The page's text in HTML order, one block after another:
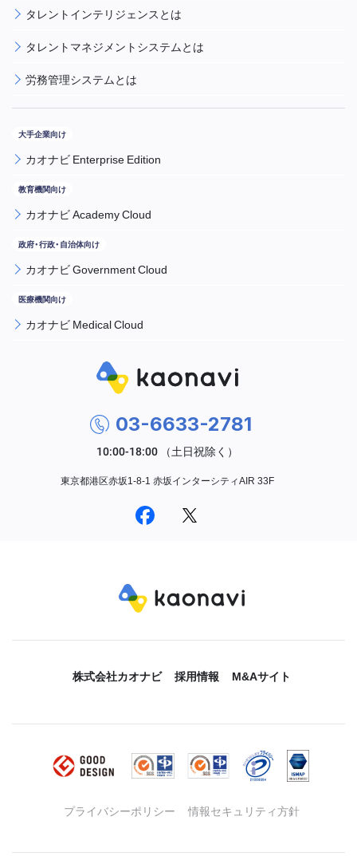
タレントインテリジェンスとは
タレントマネジメントシステムとは
労務管理システムとは
カオナビ Enterprise Edition
カオナビ Academy Cloud
カオナビ Government Cloud
カオナビ Medical Cloud
03-6633-2781
東京都港区赤坂1-8-1 赤坂インターシティAIR 33F
株式会社カオナビ 採用情報 M&Aサイト
プライバシーポリシー 情報セキュリティ方針